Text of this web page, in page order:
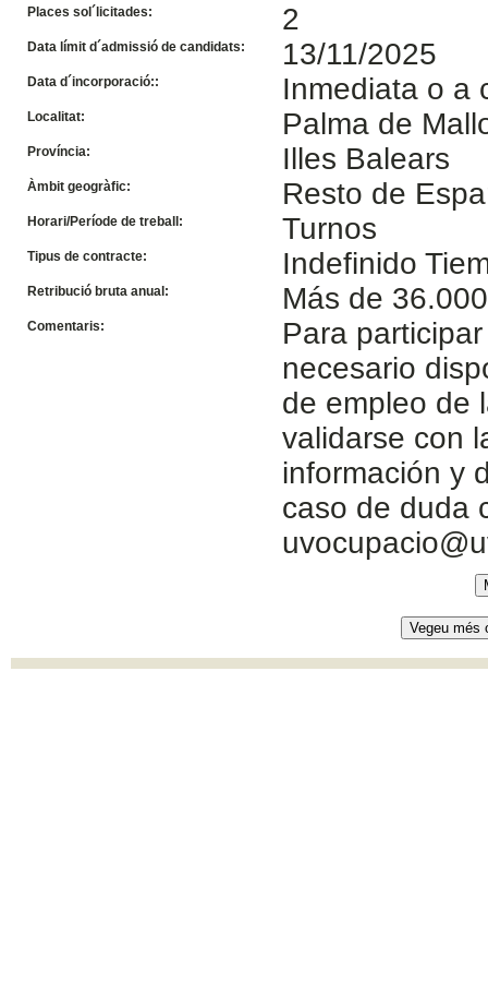
Places sol´licitades: 2
Data límit d´admissió de candidats: 13/11/2025
Data d´incorporació:: Inmediata o a
Localitat: Palma de
Província: Illes Balears
Àmbit geogràfic: Resto de
Horari/Període de treball: Turnos
Tipus de contracte: Indefinido
Retribució bruta anual: Más de
Comentaris:
Para
necesario
de empleo de
validarse con
información y
caso de duda